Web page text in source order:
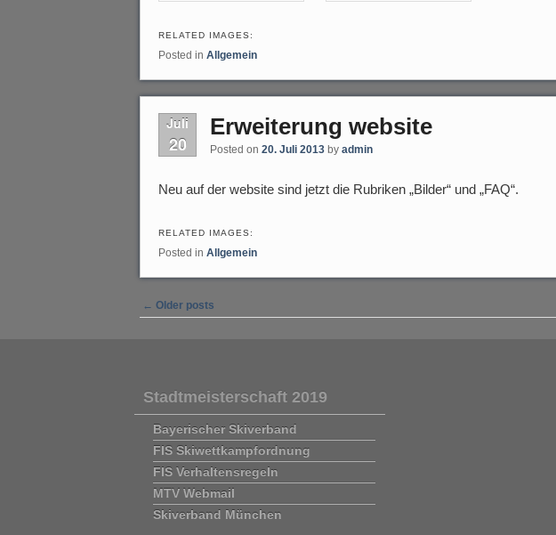
RELATED IMAGES:
Posted in Allgemein
Juli
20
Erweiterung website
Posted on 20. Juli 2013 by admin
Neu auf der website sind jetzt die Rubriken „Bilder“ und „FAQ“.
RELATED IMAGES:
Posted in Allgemein
Post navigation
← Older posts
Stadtmeisterschaft 2019
Bayerischer Skiverband
FIS Skiwettkampfordnung
FIS Verhaltensregeln
MTV Webmail
Skiverband München